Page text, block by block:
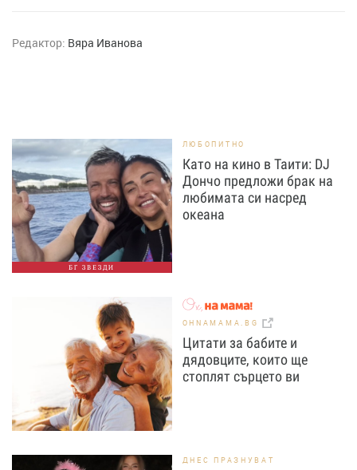
Редактор: Вяра Иванова
БГ ЗВЕЗДИ
ЛЮБОПИТНО
Като на кино в Таити: DJ
Дончо предложи брак на
любимата си насред
океана
OHNAMAMA.BG
Цитати за бабите и
дядовците, които ще
стоплят сърцето ви
ДНЕС ПРАЗНУВАТ